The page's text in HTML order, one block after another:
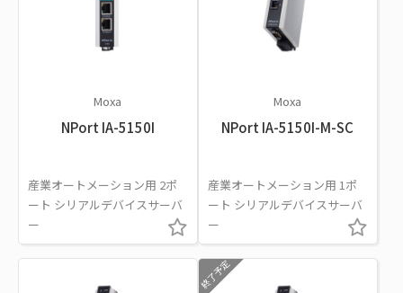
Moxa
NPort IA-5150I
産業オートメーション用 2ポ
ート シリアルデバイスサーバ
ー
Moxa
NPort IA-5150I-M-SC
産業オートメーション用 1ポ
ート シリアルデバイスサーバ
ー
終了予定